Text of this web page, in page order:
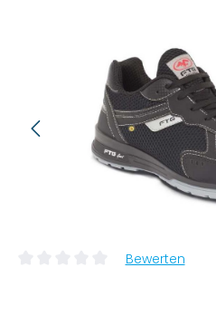
Durchschnittliche Bewertung
Bewerten